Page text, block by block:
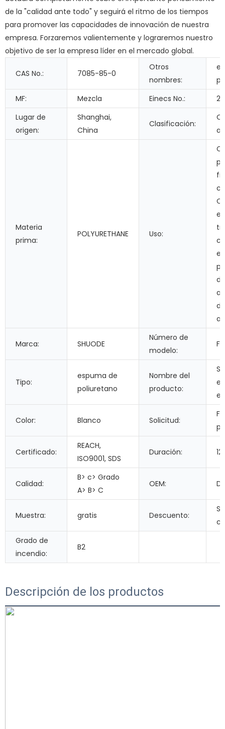
de la "calidad ante todo" y seguirá el ritmo de los tiempos
para promover las capacidades de innovación de nuestra
empresa. Forzaremos valientemente y lograremos nuestro
objetivo de ser la empresa líder en el mercado global.
CAS No.: 7085-85-0
Otros
nombres:
MF:
Mezcla Einecs No.:
Lugar de
origen:
Shanghai,
China
Clasificación:
Materia
prima:
POLYURETHANE Uso:
de
de
Marca: SHUODE
Número de
modelo:
Tipo:
espuma de
poliuretano
Nombre del
producto:
Color: Blanco Solicitud:
Certificado:
REACH,
ISO9001, SDS
Duración:
Calidad:
B> c> Grado
A> B> C
OEM:
Muestra: gratis Descuento:
Grado de
incendio:
B2
Descripción de los productos